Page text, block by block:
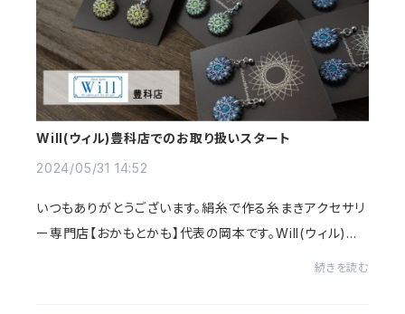
Will(ウィル)豊科店でのお取り扱いスタート
2024/05/31 14:52
いつもありがとうございます。絹糸で作る糸まきアクセサリ
ー専門店【おかもとかも】代表の岡本です。Will(ウィル)豊
続きを読む